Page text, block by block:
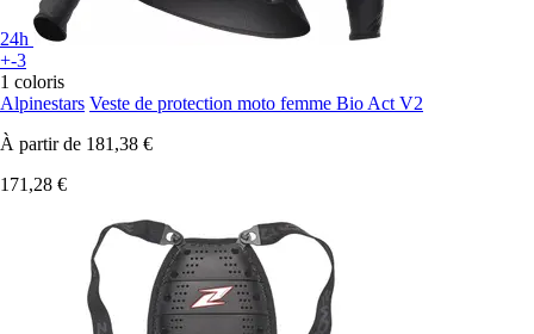
24h
+-3
1 coloris
Alpinestars Veste de protection moto femme Bio Act V2
À partir de 181,38 €
171,28 €